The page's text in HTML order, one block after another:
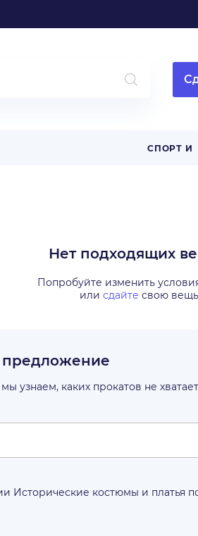
СПОРТ И
Нет подходящих
Попробуйте изменить
или сдайте свою вещь
предложение
узнаем, каких прокатов не хватает
Исторические костюмы и платья